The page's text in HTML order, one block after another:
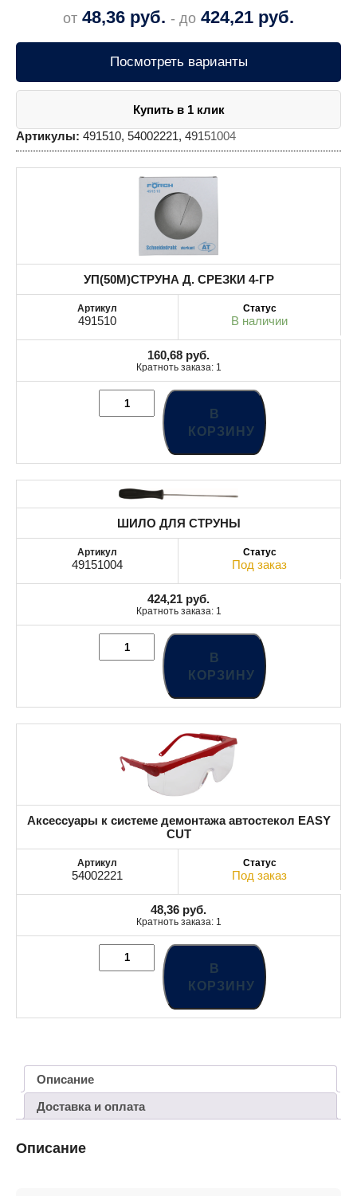
от 48,36 руб. - до 424,21 руб.
Посмотреть варианты
Купить в 1 клик
Артикулы: 491510, 54002221, 49151004
УП(50М)СТРУНА Д. СРЕЗКИ 4-ГР
491510 В наличии
160,68 руб.
Кратноть заказа: 1
В
КОРЗИНУ
ШИЛО ДЛЯ СТРУНЫ
49151004 Под заказ
424,21 руб.
Кратноть заказа: 1
В
КОРЗИНУ
Аксессуары к системе демонтажа автостекол EASY
CUT
54002221 Под заказ
48,36 руб.
Кратноть заказа: 1
В
КОРЗИНУ
Описание
Доставка и оплата
Описание